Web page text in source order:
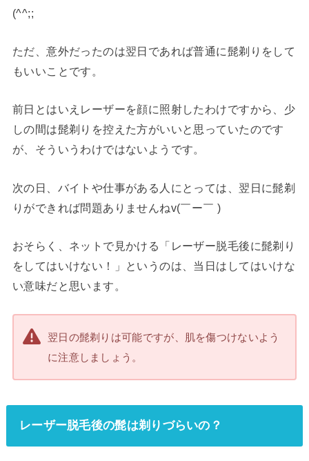
(^^;;
ただ、意外だったのは翌日であれば普通に髭剃りをして
もいいことです。
前日とはいえレーザーを顔に照射したわけですから、少
しの間は髭剃りを控えた方がいいと思っていたのです
が、そういうわけではないようです。
次の日、バイトや仕事がある人にとっては、翌日に髭剃
りができれば問題ありませんねv(￣ー￣ )
おそらく、ネットで見かける「レーザー脱毛後に髭剃り
をしてはいけない！」というのは、当日はしてはいけな
い意味だと思います。
翌日の髭剃りは可能ですが、肌を傷つけないよう
に注意しましょう。
レーザー脱毛後の髭は剃りづらいの？